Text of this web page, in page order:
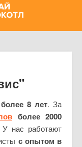
8 лет. За
более 2000
нас работают
с опытом в